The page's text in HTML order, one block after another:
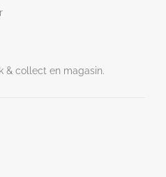
& collect en magasin.